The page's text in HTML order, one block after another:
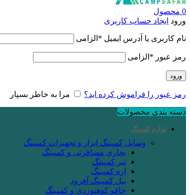
0 محصول
ورود ایجاد حساب کاربری
نام کاربری یا آدرس ایمیل * الزامی
رمز عبور * الزامی
ورود
رمز عبور را فراموش کرده اید؟ مرا به خاطر بسپار
دسته بندی محصولات
لوازم کمپینگ
وسایل کمپینگ ابزار و تجهیزات کمپینگ
بخاری مسافرتی و کمپینگ
تبر کمپینگ
اره کمپینگ
بیل کمپینگ آفرود
چاقو کوهنوردی و کمپینگ